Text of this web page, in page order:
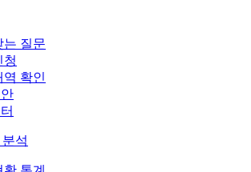
는 질문
청
역 확인
석